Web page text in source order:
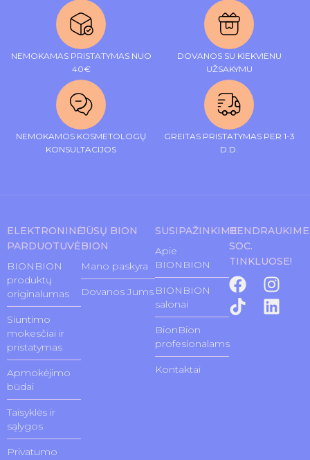
NEMOKAMAS PRISTATYMAS NUO
40€
DOVANOS SU KIEKVIENU
UŽSAKYMU
NEMOKAMOS KOSMETOLOGŲ
KONSULTACIJOS
GREITAS PRISTATYMAS PER 1-3
D.D.
ELEKTRONINĖ
PARDUOTUVĖ
BIONBION
produktų
originalumas
Siuntimo
mokesčiai ir
pristatymas
Apmokėjimo
būdai
Taisyklės ir
sąlygos
Privatumo
JŪSŲ BION
BION
Mano paskyra
Dovanos Jums
SUSIPAŽINKIME
Apie
BIONBION
BIONBION
salonai
BionBion
profesionalams
Kontaktai
BENDRAUKIME
SOC.
TINKLUOSE!